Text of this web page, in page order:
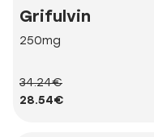
Grifulvin
250mg
34.24€
28.54€